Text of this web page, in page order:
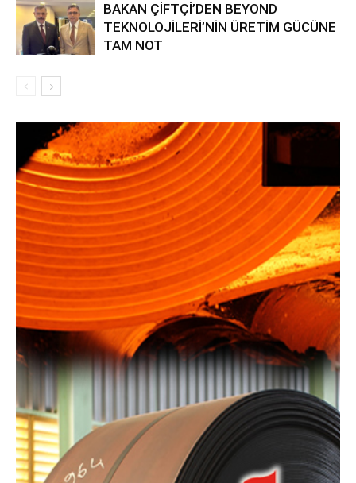
BAKAN ÇİFTÇİ’DEN BEYOND
TEKNOLOJİLERİ’NİN ÜRETİM GÜCÜNE
TAM NOT